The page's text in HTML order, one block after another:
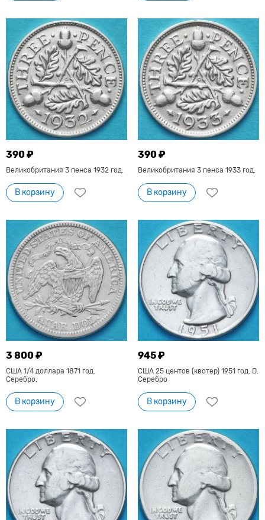
390 ₽
Великобритания 3 пенса 1932 год.
В корзину
390 ₽
Великобритания 3 пенса 1933 год.
В корзину
3 800 ₽
США 1/4 доллара 1871 год.
Серебро.
В корзину
945 ₽
США 25 центов (квотер) 1951 год. D.
Серебро
В корзину